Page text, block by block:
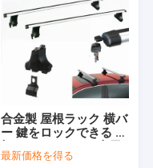
合金製 屋根ラック 横バ
ー 鍵をロックできる 屋
のフィット
最新価格を得る